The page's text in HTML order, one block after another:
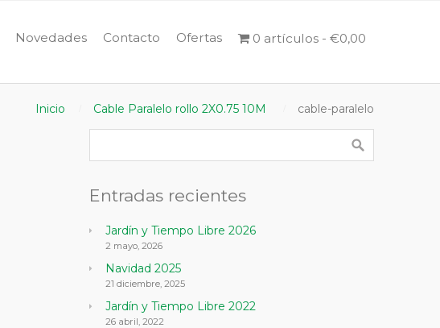
Novedades Contacto Ofertas 0 artículos €0,00
Inicio Cable Paralelo rollo 2X0.75 10M cable-paralelo
Entradas recientes
Jardín y Tiempo Libre 2026
2 mayo, 2026
Navidad 2025
21 diciembre, 2025
Jardín y Tiempo Libre 2022
26 abril, 2022